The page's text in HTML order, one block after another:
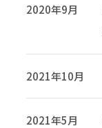
2020年9月
2021年10月
2021年5月